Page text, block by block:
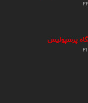
پرسپولیس